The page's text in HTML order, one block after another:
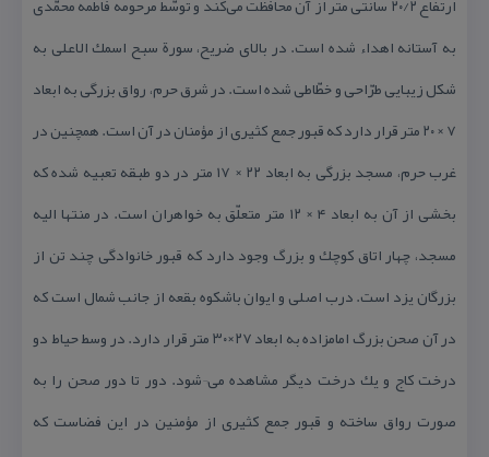
به آستانه اهداء شده است. در بالای ضریح، سورة سبح اسمك الاعلی به
شكل زیبایی طرّاحی و خطّاطی شده است. در شرق حرم، رواق بزرگی به ابعاد
۷ × ۲۰ متر قرار دارد كه قبور جمع كثیری از مؤمنان در آن است. همچنین در
غرب حرم، مسجد بزرگی به ابعاد ۲۲ × ۱۷ متر در دو طبقه تعبیه شده كه
بخشی از آن به ابعاد ۴ × ۱۲ متر متعلّق به خواهران است. در منتها الیه
مسجد، چهار اتاق كوچك و بزرگ وجود دارد كه قبور خانوادگی چند تن از
بزرگان یزد است. درب اصلی و ایوان باشكوه بقعه از جانب شمال است كه
در آن صحن بزرگ امامزاده به ابعاد ۲۷×۳۰ متر قرار دارد. در وسط حیاط دو
درخت كاج و یك درخت دیگر مشاهده می¬شود. دور تا دور صحن را به
صورت رواق ساخته و قبور جمع كثیری از مؤمنین در این فضاست كه